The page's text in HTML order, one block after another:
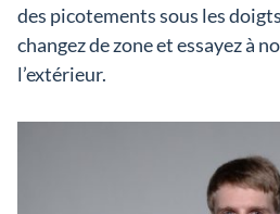
des picotements sous les
changez de zone et essayez à
l’extérieur.